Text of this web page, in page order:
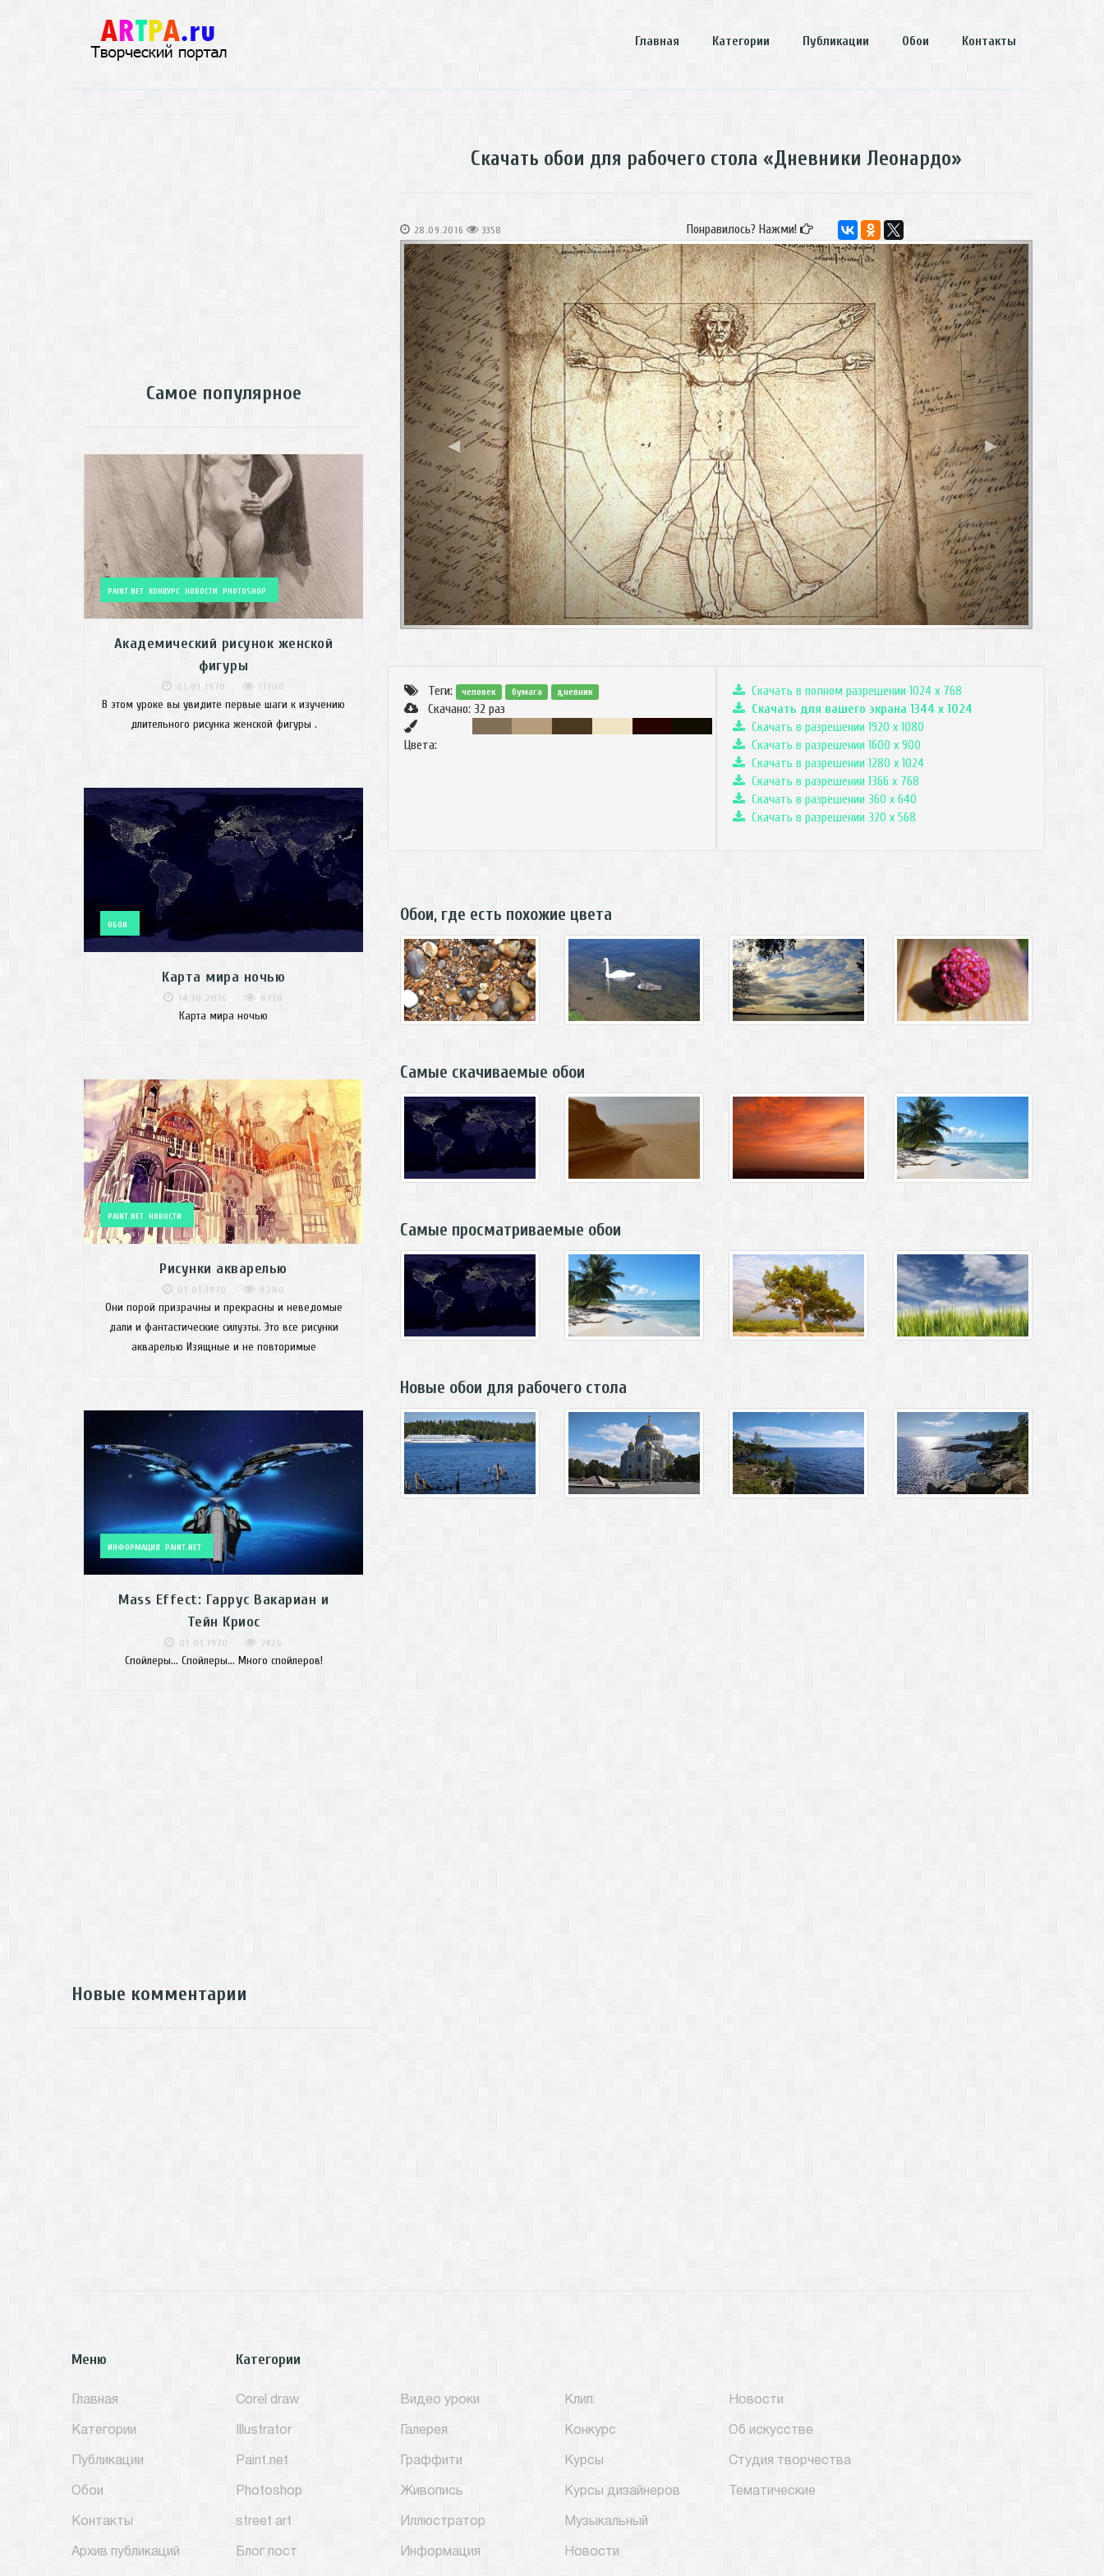
Главная Категории Публикации Обои Контакты
Скачать обои для рабочего стола «Дневники Леонардо»
28.09.2016 3358 Понравилось? Нажми!
◀ ▶
Теги: человек бумага дневник
Скачано: 32 раз
Цвета:
Скачать в полном разрешении 1024 x 768
Скачать для вашего экрана 1344 x 1024
Скачать в разрешении 1920 x 1080
Скачать в разрешении 1600 x 900
Скачать в разрешении 1280 x 1024
Скачать в разрешении 1366 x 768
Скачать в разрешении 360 x 640
Скачать в разрешении 320 x 568
Обои, где есть похожие цвета
Самые скачиваемые обои
Самые просматриваемые обои
Новые обои для рабочего стола
Самое популярное
PAINT.NET КОНКУРС НОВОСТИ PHOTOSHOP
Академический рисунок женской
фигуры
01.01.1970 11700
В этом уроке вы увидите первые шаги к изучению
длительного рисунка женской фигуры .
ОБОИ
Карта мира ночью
14.10.2016 8778
Карта мира ночью
PAINT.NET НОВОСТИ
Рисунки акварелью
01.01.1970 8280
Они порой призрачны и прекрасны и неведомые
дали и фантастические силуэты. Это все рисунки
акварелью Изящные и не повторимые
ИНФОРМАЦИЯ PAINT.NET
Mass Effect: Гаррус Вакариан и
Тейн Криос
01.01.1970 7426
Спойлеры... Спойлеры... Много спойлеров!
Новые комментарии
Меню
Главная
Категории
Публикации
Обои
Контакты
Архив публикаций
Категории
Corel draw
Illustrator
Paint.net
Photoshop
street art
Блог пост
Видео уроки
Галерея
Граффити
Живопись
Иллюстратор
Информация
Клип
Конкурс
Курсы
Курсы дизайнеров
Музыкальный
Новости
Новости
Об искусстве
Студия творчества
Тематические